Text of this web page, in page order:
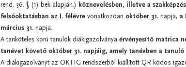
rend. 36. § (1) bek alapján.) köznevelésben, illetve a
felsőoktatásban az I. félévre vonatkozóan október 31. napja, a
március 31. napja.
A tanköteles korú tanulók diákigazolványa érvényesítő matrica
tanévet követő október 31. napjáig, amely tanévben a
A diákigazolványt az OKTIG rendszerből kiállított QR kódos